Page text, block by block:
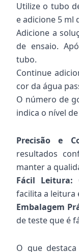
Utilize o tubo
e adicione 5 ml
Adicione a
de ensaio.
tubo.
Continue
cor da água
O número de
indica o nível
Precisão e
resultados
manter a
Fácil Leitura:
facilita a leitura
Embalagem
de teste que é
O que